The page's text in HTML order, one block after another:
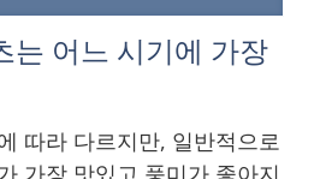
는 어느 시기에 가장
따라 다르지만, 일반적으로
가장 맛있고 풍미가 좋아지